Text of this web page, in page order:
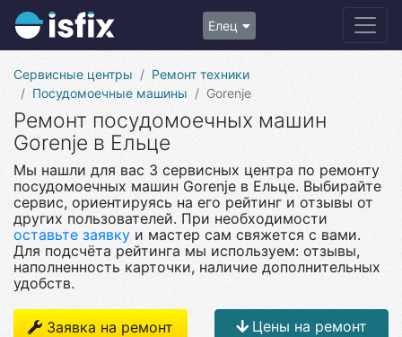
Елец
Сервисные центры
Ремонт техники
Посудомоечные машины
Gorenje
Ремонт посудомоечных машин
Gorenje в Ельце
Мы нашли для вас 3 сервисных центра по ремонту
посудомоечных машин Gorenje в Ельце. Выбирайте
сервис, ориентируясь на его рейтинг и отзывы от
других пользователей. При необходимости
оставьте заявку и мастер сам свяжется с вами.
Для подсчёта рейтинга мы используем: отзывы,
наполненность карточки, наличие дополнительных
удобств.
Заявка на ремонт Цены на ремонт